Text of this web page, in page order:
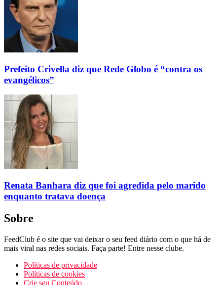
Prefeito Crivella diz que Rede Globo é “contra os
evangélicos”
Renata Banhara diz que foi agredida pelo marido
enquanto tratava doença
Sobre
FeedClub é o site que vai deixar o seu feed diário com o que há de
mais viral nas redes sociais. Faça parte! Entre nesse clube.
Políticas de privacidade
Políticas de cookies
Crie seu Conteúdo